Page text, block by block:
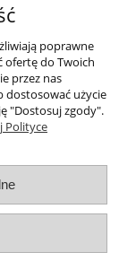
7 »
poprawne
ofertę do Twoich
przez nas
dostosować użycie
"Dostosuj zgody".
Polityce